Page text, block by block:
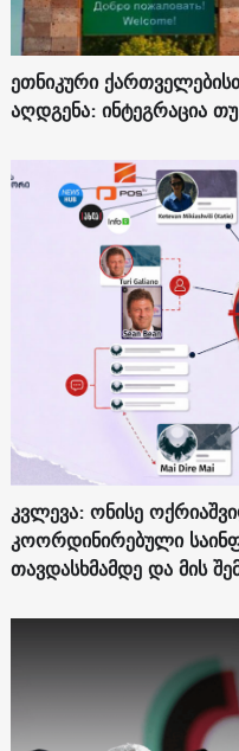
ეთნიკური
აღდგენა: ინტეგრაცია
კვლევა: ონისე
კოორდინირებული
თავდასხმამდე და მის